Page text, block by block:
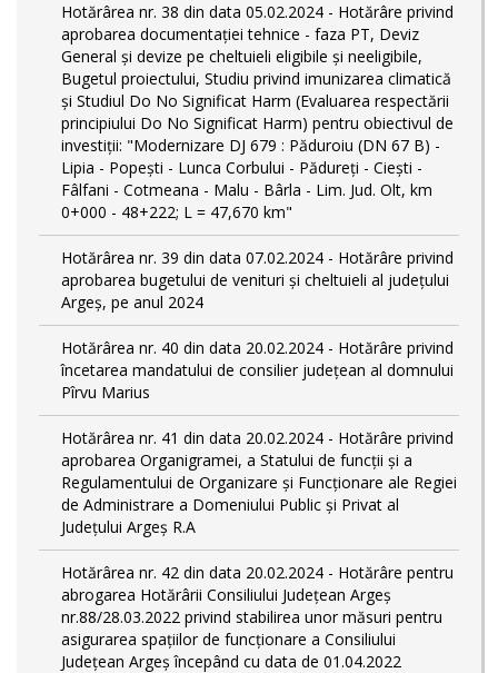
Hotărârea nr. 38 din data 05.02.2024 - Hotărâre privind
aprobarea documentației tehnice - faza PT, Deviz
General și devize pe cheltuieli eligibile și neeligibile,
Bugetul proiectului, Studiu privind imunizarea climatică
și Studiul Do No Significat Harm (Evaluarea respectării
principiului Do No Significat Harm) pentru obiectivul de
investiții: "Modernizare DJ 679 : Păduroiu (DN 67 B) -
Lipia - Popești - Lunca Corbului - Pădureţi - Ciești -
Fâlfani - Cotmeana - Malu - Bârla - Lim. Jud. Olt, km
0+000 - 48+222; L = 47,670 km"
Hotărârea nr. 39 din data 07.02.2024 - Hotărâre privind
aprobarea bugetului de venituri și cheltuieli al județului
Argeș, pe anul 2024
Hotărârea nr. 40 din data 20.02.2024 - Hotărâre privind
încetarea mandatului de consilier județean al domnului
Pîrvu Marius
Hotărârea nr. 41 din data 20.02.2024 - Hotărâre privind
aprobarea Organigramei, a Statului de funcţii și a
Regulamentului de Organizare și Funcționare ale Regiei
de Administrare a Domeniului Public și Privat al
Județului Argeș R.A
Hotărârea nr. 42 din data 20.02.2024 - Hotărâre pentru
abrogarea Hotărârii Consiliului Județean Argeș
nr.88/28.03.2022 privind stabilirea unor măsuri pentru
asigurarea spațiilor de funcționare a Consiliului
Județean Argeș începând cu data de 01.04.2022